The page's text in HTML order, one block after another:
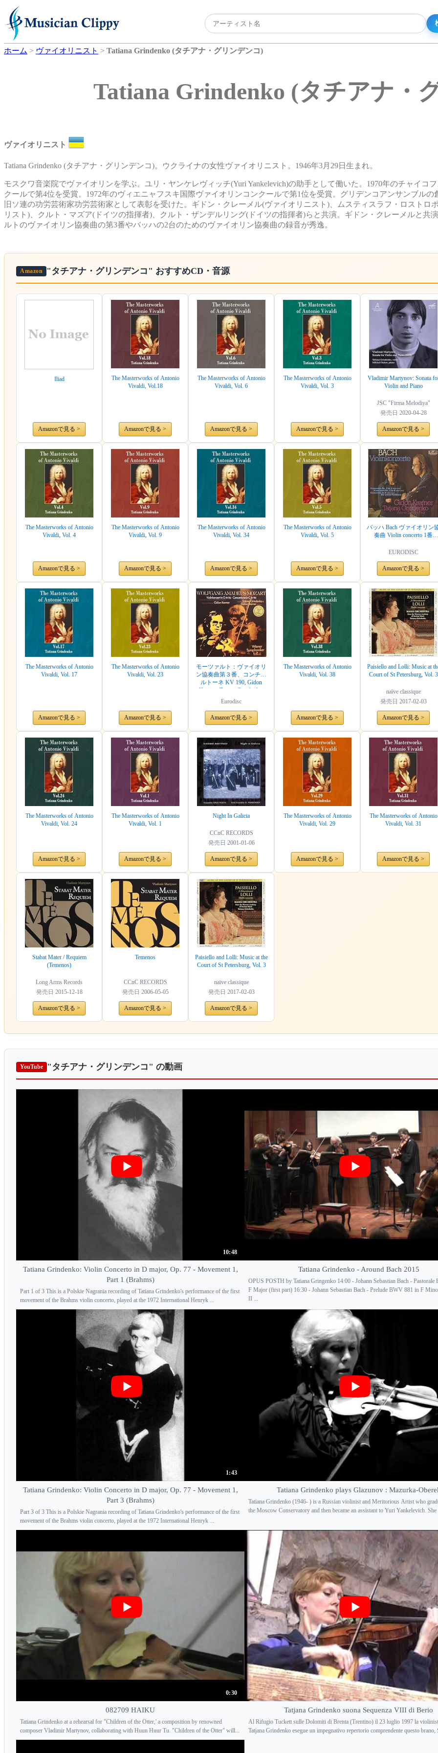
ホーム > ヴァイオリニスト > Tatiana Grindenko (タチアナ・グリンデンコ)
Tatiana Grindenko (タチアナ・
ヴァイオリニスト
Tatiana Grindenko (タチアナ・グリンデンコ)。ウクライナの女性ヴァイオリニスト。1946年3月29日生まれ。
モスクワ音楽院でヴァイオリンを学ぶ。ユリ・ヤンケレヴィッチ(Yuri Yankelevich)の助手として働いた。1970年のチャイコ
クールで第4位を受賞。1972年のヴィエニャフスキ国際ヴァイオリンコンクールで第1位を受賞。グリデンコアンサンブルの
旧ソ連の功労芸術家功労芸術家として表彰を受けた。ギドン・クレーメル(ヴァイオリニスト)、ムスティスラフ・ロストロ
リスト)、クルト・マズア(ドイツの指揮者)、クルト・ザンデルリング(ドイツの指揮者)らと共演。ギドン・クレーメルと共
ルトのヴァイオリン協奏曲の第3番やバッハの2台のためのヴァイオリン協奏曲の録音が秀逸。
Amazon "タチアナ・グリンデンコ" おすすめCD・音源
Iliad
Amazonで見る >
The Masterworks of Antonio
Vivaldi, Vol.18
Amazonで見る >
The Masterworks of Antonio
Vivaldi, Vol. 6
Amazonで見る >
The Masterworks of Antonio
Vivaldi, Vol. 3
Amazonで見る >
Vladimir Martynov: Sonata
Violin and Piano
JSC "Firma Melodiya"
発売日 2020-04-28
Amazonで見る >
The Masterworks of Antonio
Vivaldi, Vol. 4
Amazonで見る >
The Masterworks of Antonio
Vivaldi, Vol. 9
Amazonで見る >
The Masterworks of Antonio
Vivaldi, Vol. 34
Amazonで見る >
The Masterworks of Antonio
Vivaldi, Vol. 5
Amazonで見る >
バッハ Bach ヴァイオリン
奏曲 Violin concerto 1番
のヴァイオリンのための協
BWV.1043
EURODISC
Amazonで見る >
The Masterworks of Antonio
Vivaldi, Vol. 17
Amazonで見る >
The Masterworks of Antonio
Vivaldi, Vol. 23
Amazonで見る >
モーツァルト：ヴァイオリ
ン協奏曲第３番、コンチェ
ルトーネ KV 190, Gidon
Kremer, Tatiana Grindenko,
Wiener Symphoniker, 66681 8
Eurodisc
Amazonで見る >
The Masterworks of Antonio
Vivaldi, Vol. 38
Amazonで見る >
Paisiello and Lolli: Music at
Court of St Petersburg, Vol. 3
naïve classique
発売日 2017-02-03
Amazonで見る >
The Masterworks of Antonio
Vivaldi, Vol. 24
Amazonで見る >
The Masterworks of Antonio
Vivaldi, Vol. 1
Amazonで見る >
Night In Galicia
CCnC RECORDS
発売日 2001-01-06
Amazonで見る >
The Masterworks of Antonio
Vivaldi, Vol. 29
Amazonで見る >
The Masterworks of Antonio
Vivaldi, Vol. 31
Amazonで見る >
Stabat Mater / Requiem
(Temenos)
Long Arms Records
発売日 2015-12-18
Amazonで見る >
Temenos
CCnC RECORDS
発売日 2006-05-05
Amazonで見る >
Paisiello and Lolli: Music at the
Court of St Petersburg, Vol. 3
naïve classique
発売日 2017-02-03
Amazonで見る >
YouTube "タチアナ・グリンデンコ" の動画
10:48
Tatiana Grindenko: Violin Concerto in D major, Op. 77 - Movement 1,
Part 1 (Brahms)
Part 1 of 3 This is a Polskie Nagrania recording of Tatiana Grindenko's performance of the first
movement of the Brahms violin concerto, played at the 1972 International Henryk ...
Tatiana Grindenko - Around Bach 2015
OPUS POSTH by Tatiana Gringenko 14:00 - Johann Sebastian Bach -
F Major (first part) 16:30 - Johann Sebastian Bach - Prelude BWV 881 in F
II ...
1:43
Tatiana Grindenko: Violin Concerto in D major, Op. 77 - Movement 1,
Part 3 (Brahms)
Part 3 of 3 This is a Polskie Nagrania recording of Tatiana Grindenko's performance of the first
movement of the Brahms violin concerto, played at the 1972 International Henryk ...
Tatiana Grindenko plays Glazunov : Mazurka-
Tatiana Grindenko (1946- ) is a Russian violinist and Meritorious Artist who
the Moscow Conservatory and then became an assistant to Yuri Yankelevich. She
0:30
082709 HAIKU
Tatiana Grindenko at a rehearsal for "Children of the Otter,' a composition by renowned
composer Vladimir Martynov, collaborating with Huun Huur Tu. "Children of the Otter" will...
Tatjana Grindenko suona Sequenza VIII di Berio
Al Rifugio Tuckett sulle Dolomiti di Brenta (Trentino) il 23 luglio 1997 la
Tatjana Grindenko esegue un impegnativo repertorio comprendente questo brano,